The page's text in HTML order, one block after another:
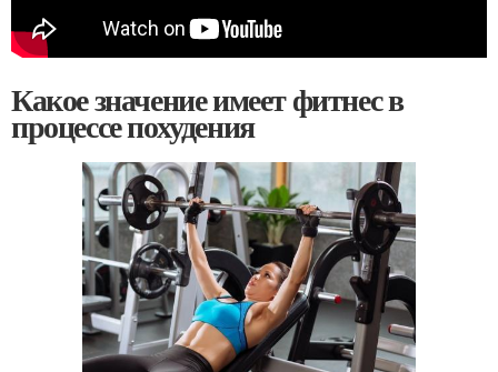
Какое значение имеет фитнес в
процессе похудения